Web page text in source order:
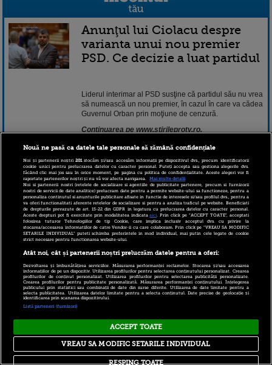
Anunţul lui Ciolacu despre
varianta unui nou premier
PSD. Ce decizie a luat partidul
Liderul interimar al PSD susţine că partidul său nu vrea
să numească un nou premier, în cazul în care va cădea
Guvernul Orban prin moţiune de cenzură.
Continuarea pe www.stirileprotv.ro.
15 ianuarie 2020 09:27
Politica Confidentialitate| RSS
Nouă ne pasă ca datele tale personale să rămână confidențiale
Noi și partenerii noștri201stocăm și/sau accesăm informații pe dispozitivul dvs., precum identificatorii
cookie unici pentru prelucrarea datelor cu caracter personal. Puteți accepta sau gestiona alegerile dvs.
făcând clic mai jos sau în orice moment, pe pagina cu politica de confidențialitate. Aceste alegeri vor fi
raportate partenerilor noștri și nu vă vor afecta navigarea.
Mai multe detalii
Noi si partenerii nostri (retelele de socializare si agentiile de publicitate partenere, precum si furnizorii
nostri de servicii de date analitice) prelucram date pentru a permite website-ului sa functioneze, pentru a
personaliza continutul si anunturile publicitare afisate in functie de interesele si/sau profilul dvs., pentru a
va oferi functionalitati aferente retelelor de socializare si pentru a analiza traficul pe website. Beneficiati
de drepturile prevazute de art. 15-22 din GDPR in legatura cu prelucrarea datelor cu caracter personal.
Aceste drepturi pot fi exercitate prin modalitatea indicataaici. Prin click pe “ACCEPT TOATE”, acceptati
folosirea tuturor Tehnologiilor de tip Cookie, care implica inclusiv acceptul dvs. cu privire la
stocarea/accesarea informatiilor de catre Vendor-ii cu care colaboram. Prin click pe “VREAU SA MODIFIC
SETARILE INDIVIDUAL” puteti schimba preferintele in mod individual, mai putin cele legate de cookie
strict necesare pentru functionarea website-ului.
Atât noi, cât și partenerii noștri prelucrăm datele pentru a oferi:
Dezvoltarea și îmbunătățirea serviciilor. Măsurarea performanței reclamelor. Stocarea și/sau accesarea
informațiilor de pe un dispozitiv. Utilizarea profilurilor pentru selectarea conținutului personalizat. Crearea
profilurilor de conținut personalizat. Utilizarea profilurilor pentru selectarea publicității personalizate.
Crearea profilurilor pentru publicitate personalizată. Măsurarea performanței conținutului. Înțelegerea
publicului prin statistici sau combinații de date din surse diferite. Utilizarea de date limitate pentru a
selecta publicitatea. Utilizarea datelor limitate pentru a selecta conținutul. Date precise de geolocație și
identificarea prin scanarea dispozitivului.
Listă parteneri (furnizori)
ACCEPT TOATE
RESPING TOATE
VREAU SA MODIFIC SETARILE INDIVIDUAL